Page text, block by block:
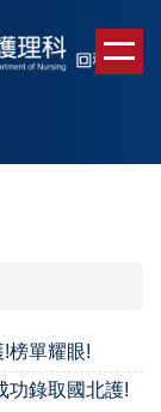
榜單耀眼!
功錄取國北護!